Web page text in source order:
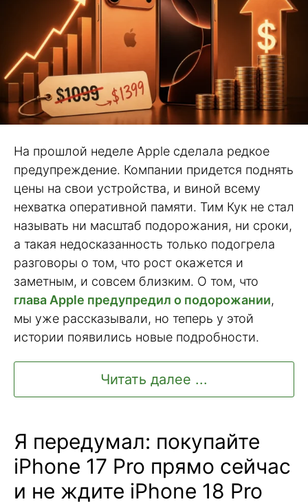
На прошлой неделе Apple сделала редкое
предупреждение. Компании придется поднять
цены на свои устройства, и виной всему
нехватка оперативной памяти. Тим Кук не стал
называть ни масштаб подорожания, ни сроки,
а такая недосказанность только подогрела
разговоры о том, что рост окажется и
заметным, и совсем близким. О том, что
глава Apple предупредил о подорожании,
мы уже рассказывали, но теперь у этой
истории появились новые подробности.
Читать далее ...
Я передумал: покупайте
iPhone 17 Pro прямо сейчас
и не ждите iPhone 18 Pro